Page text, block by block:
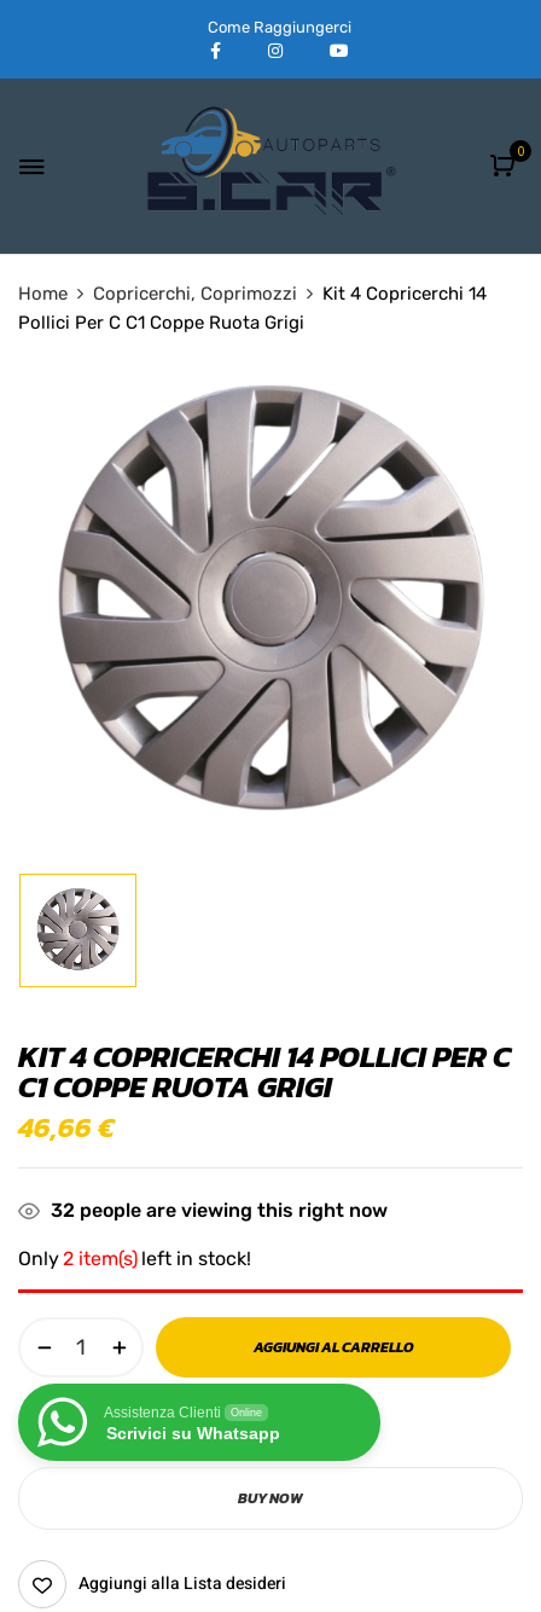
Come Raggiungerci
0
Home Copricerchi, Coprimozzi
Kit 4 Copricerchi 14
Pollici Per C C1 Coppe Ruota Grigi
KIT 4 COPRICERCHI 14 POLLICI PER C
C1 COPPE RUOTA GRIGI
46,66€
32 people are viewing this right now
Only 2 item(s) left in stock!
AGGIUNGI AL CARRELLO
Assistenza Clienti Online
Scrivici su Whatsapp
BUY NOW
Aggiungi alla Lista desideri